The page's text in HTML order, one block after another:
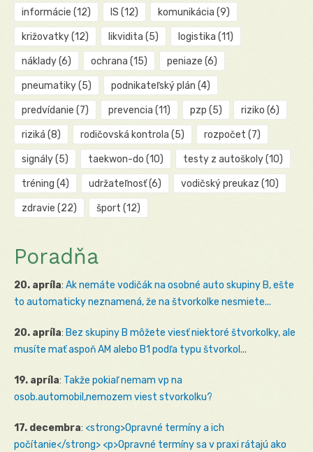
informácie (12) IS (12) komunikácia (9)
križovatky(12) likvidita (5) logistika (11)
náklady(6) ochrana (15) peniaze (6)
pneumatiky(5) podnikateľský plán (4)
predvídanie (7) prevencia (11) pzp (5) riziko (6)
riziká (8) rodičovská kontrola (5) rozpočet (7)
signály(5) taekwon-do (10) testy z autoškoly(10)
tréning (4) udržateľnosť(6) vodičský preukaz (10)
zdravie (22) šport (12)
Poradňa
20. apríla: Ak nemáte vodičák na osobné auto skupiny B, ešte
to automaticky neznamená, že na štvorkolke nesmiete...
20. apríla: Bez skupiny B môžete viesť niektoré štvorkolky, ale
musíte mať aspoň AM alebo B1 podľa typu štvorkol...
19. apríla: Takže pokiaľ nemam vp na
osob.automobil,nemozem viest stvorkolku?
17. decembra: <strong>Opravné termíny a ich
počítanie</strong> <p>Opravné termíny sa v praxi rátajú ako